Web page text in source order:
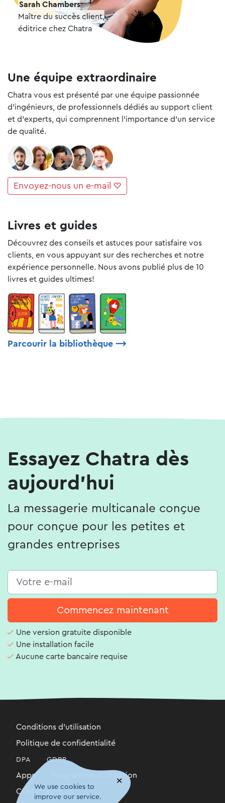
We use cookies to
improve our service.
×
Sarah Chambers
Maître du succès client,
éditrice chez Chatra
Une équipe extraordinaire
Chatra vous est présenté par une équipe passionnée
d'ingénieurs, de professionnels dédiés au support client
et d'experts, qui comprennent l'importance d'un service
de qualité.
Envoyez-nous un e-mail ♡
Livres et guides
Découvrez des conseils et astuces pour satisfaire vos
clients, en vous appuyant sur des recherches et notre
expérience personnelle. Nous avons publié plus de 10
livres et guides ultimes!
Parcourir la bibliothèque ⟶
Essayez Chatra dès
aujourd'hui
La messagerie multicanale conçue
pour conçue pour les petites et
grandes entreprises
Commencez maintenant
Une version gratuite disponible
Une installation facile
Aucune carte bancaire requise
Conditions d'utilisation
Politique de confidentialité
DPA GDPR
Apps
Programme d'affiliation
Contactez nous